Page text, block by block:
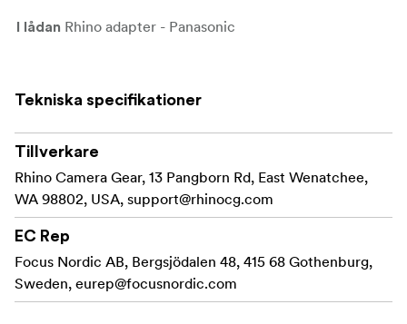
I lådan Rhino adapter - Panasonic
Tekniska specifikationer
Tillverkare
Rhino Camera Gear, 13 Pangborn Rd, East Wenatchee,
WA 98802, USA, support@rhinocg.com
EC Rep
Focus Nordic AB, Bergsjödalen 48, 415 68 Gothenburg,
Sweden, eurep@focusnordic.com